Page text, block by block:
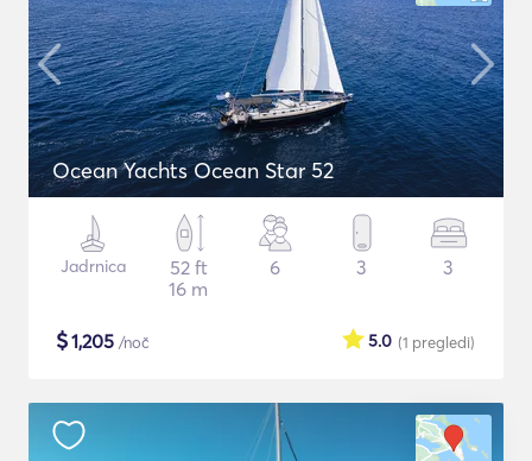
Ocean Yachts Ocean Star 52
Jadrnica
52 ft
16 m
6 3 3
$1,205 /noč (1 pregledi)
5.0